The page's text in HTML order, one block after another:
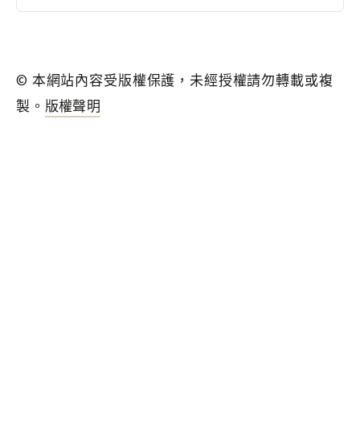
© 本網站內容受版權保護，未經授權請勿轉載或複
製。 版權聲明